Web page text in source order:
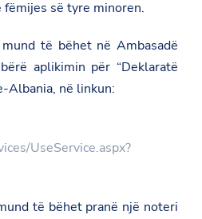
së tyre minoren.
mund të bëhet në Ambasadë
aplikimin për “Deklaratë
Albania, në linkun:
UseService.aspx?
të bëhet pranë një noteri